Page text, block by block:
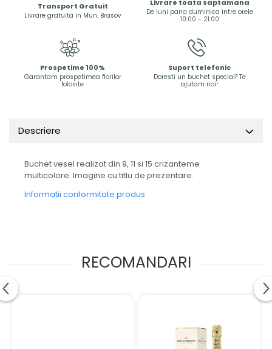
Transport Gratuit
Livrare gratuita in Mun. Brasov
Livrare toata saptamana
De luni pana duminica intre orele
10:00 - 21:00
Prospetime 100%
Garantam prospetimea florilor
folosite
Suport telefonic
Doresti un buchet special? Te
ajutam noi!
Descriere
Buchet vesel realizat din 9, 11 si 15 crizanteme
multicolore. Imagine cu titlu de prezentare.
Informatii conformitate produs
RECOMANDARI